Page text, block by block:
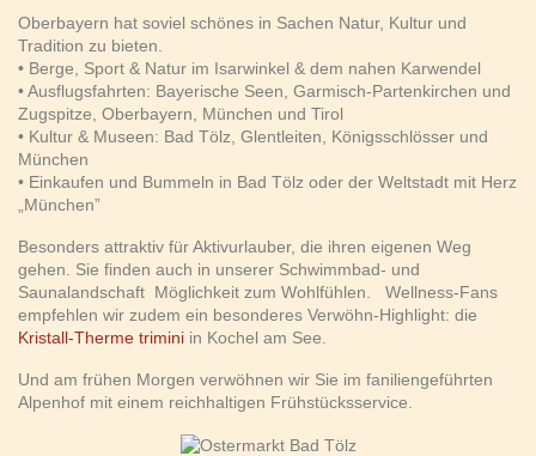
Oberbayern hat soviel schönes in Sachen Natur, Kultur und
Tradition zu bieten.
• Berge, Sport & Natur im Isarwinkel & dem nahen Karwendel
• Ausflugsfahrten: Bayerische Seen, Garmisch-Partenkirchen und
Zugspitze, Oberbayern, München und Tirol
• Kultur & Museen: Bad Tölz, Glentleiten, Königsschlösser und
München
• Einkaufen und Bummeln in Bad Tölz oder der Weltstadt mit Herz
„München”
Besonders attraktiv für Aktivurlauber, die ihren eigenen Weg
gehen. Sie finden auch in unserer Schwimmbad- und
Saunalandschaft Möglichkeit zum Wohlfühlen. Wellness-Fans
empfehlen wir zudem ein besonderes Verwöhn-Highlight: die
Kristall-Therme trimini in Kochel am See.
Und am frühen Morgen verwöhnen wir Sie im faniliengeführten
Alpenhof mit einem reichhaltigen Frühstücksservice.